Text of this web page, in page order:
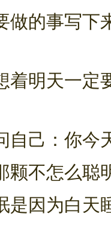
做的事写下
着明天一定
自己：你今
颗不怎么聪
是因为白天